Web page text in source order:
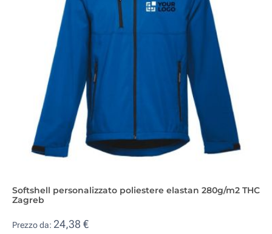
Softshell personalizzato poliestere elastan 280g/m2 THC
Zagreb
Prezzo da: 24,38 €